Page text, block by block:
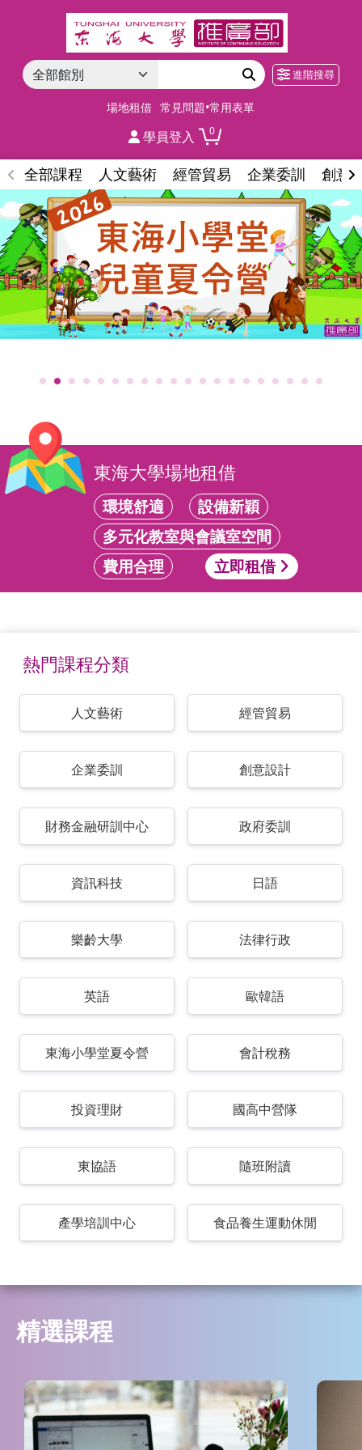
進階搜尋
場地租借 常見問題•常用表單
學員登入 0
全部課程 人文藝術 經管貿易 企業委訓 創意
東海大學場地租借
環境舒適
設備新穎
多元化教室與會議室空間
費用合理
立即租借
熱門課程分類
人文藝術 經管貿易
企業委訓 創意設計
財務金融研訓中心 政府委訓
資訊科技 日語
樂齡大學 法律行政
英語 歐韓語
東海小學堂夏令營 會計稅務
投資理財 國高中營隊
東協語 隨班附讀
產學培訓中心 食品養生運動休閒
精選課程